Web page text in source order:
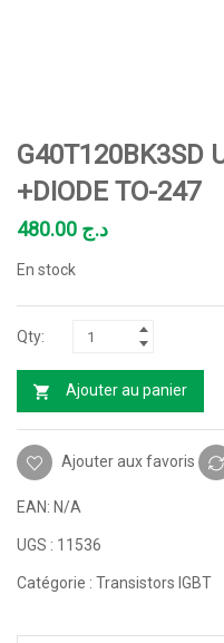
G40T120BK3SD
+DIODE TO-247
د.ج
En stock
Ajouter au panier
Ajouter aux favoris
EAN: N/A
UGS : 11536
Catégorie : Transistors IGBT